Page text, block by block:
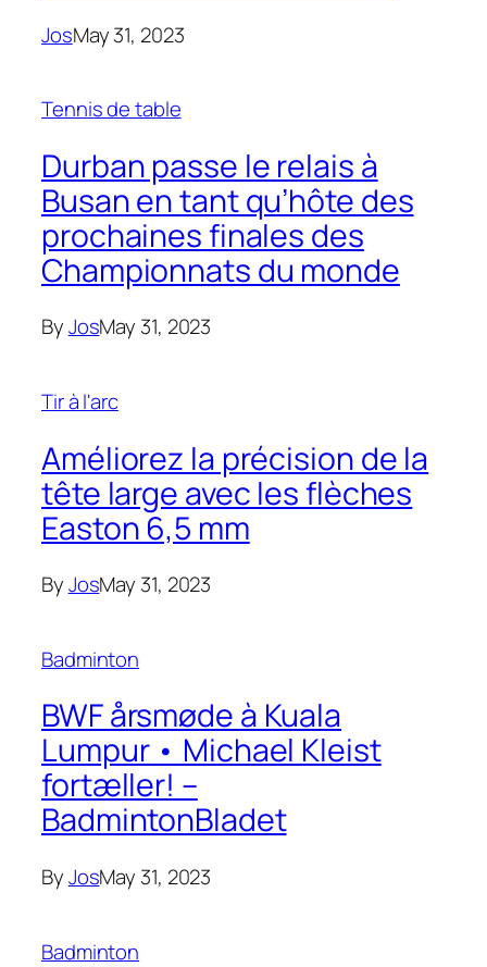
JosMay 31, 2023
Tennis de table
Durban passe le relais à
Busan en tant qu’hôte des
prochaines finales des
Championnats du monde
ByJosMay 31, 2023
Tir à l'arc
Améliorez la précision de la
tête large avec les flèches
Easton 6,5 mm
ByJosMay 31, 2023
Badminton
BWF årsmøde à Kuala
Lumpur • Michael Kleist
fortæller! –
BadmintonBladet
ByJosMay 31, 2023
Badminton